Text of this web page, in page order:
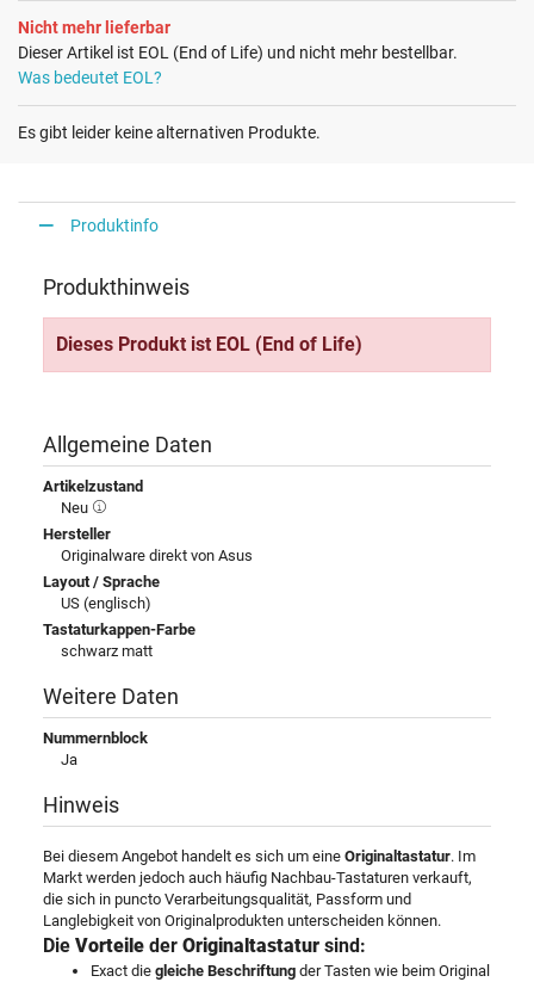
Nicht mehr lieferbar
Dieser Artikel ist EOL (End of Life) und nicht mehr bestellbar.
Was bedeutet EOL?
Es gibt leider keine alternativen Produkte.
Produktinfo
Produkthinweis
Dieses Produkt ist EOL (End of Life)
Allgemeine Daten
Artikelzustand
Neu
Hersteller
Originalware direkt von Asus
Layout / Sprache
US (englisch)
Tastaturkappen-Farbe
schwarz matt
Weitere Daten
Nummernblock
Ja
Hinweis
Bei diesem Angebot handelt es sich um eine Originaltastatur. Im
Markt werden jedoch auch häufig Nachbau-Tastaturen verkauft,
die sich in puncto Verarbeitungsqualität, Passform und
Langlebigkeit von Originalprodukten unterscheiden können.
Die Vorteile der Originaltastatur sind:
Exact die gleiche Beschriftung der Tasten wie beim Original